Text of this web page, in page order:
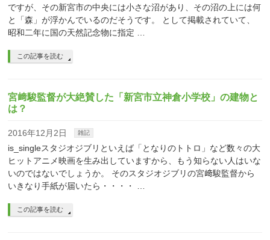
ですが、その新宮市の中央には小さな沼があり、その沼の上には何
と「森」が浮かんでいるのだそうです。 として掲載されていて、
昭和二年に国の天然記念物に指定 …
この記事を読む
宮﨑駿監督が大絶賛した「新宮市立神倉小学校」の建物と
は？
2016年12月2日 雑記
is_singleスタジオジブリといえば「となりのトトロ」など数々の大
ヒットアニメ映画を生み出していますから、もう知らない人はいな
いのではないでしょうか。 そのスタジオジブリの宮﨑駿監督から
いきなり手紙が届いたら・・・・ …
この記事を読む